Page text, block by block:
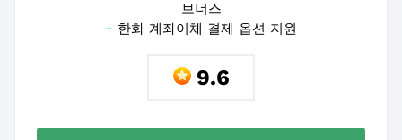
보너스
+ 한화 계좌이체 결제 옵션 지원
9.6